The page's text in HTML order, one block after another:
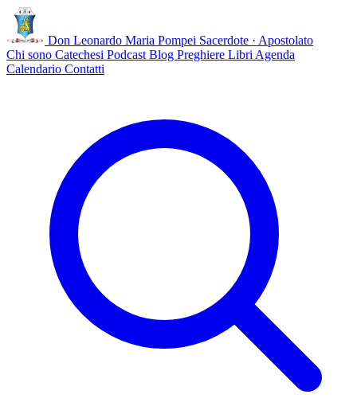
Don Leonardo Maria Pompei Sacerdote · Apostolato
Chi sono Catechesi Podcast Blog Preghiere Libri Agenda
Calendario Contatti